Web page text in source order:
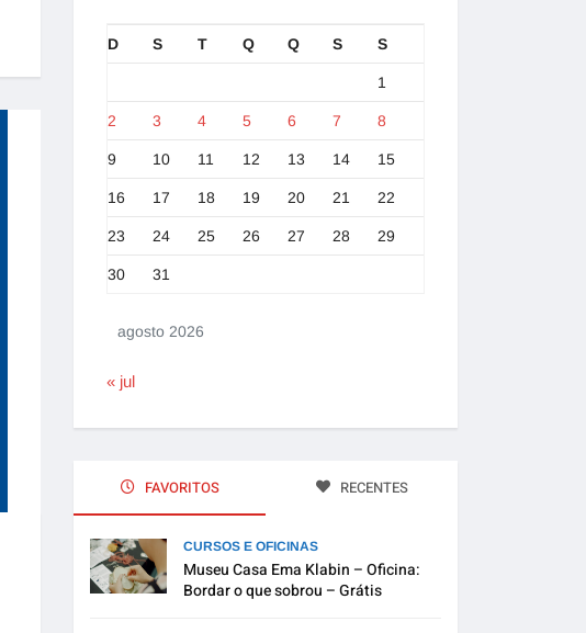
agosto 2026
D S T Q Q S S
1
2 3 4 5 6 7 8
9 10 11 12 13 14 15
16 17 18 19 20 21 22
23 24 25 26 27 28 29
30 31
« jul
FAVORITOS RECENTES
CURSOS E OFICINAS
Museu Casa Ema Klabin – Oficina:
Bordar o que sobrou – Grátis